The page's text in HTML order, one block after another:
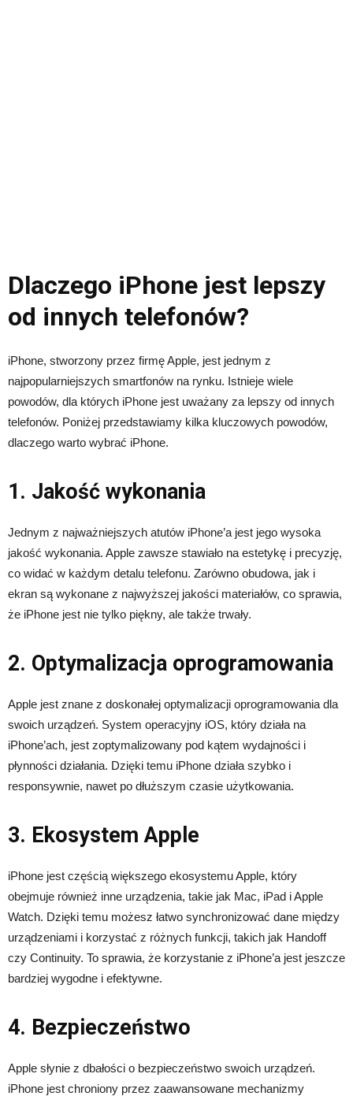
Dlaczego iPhone jest lepszy
od innych telefonów?
iPhone, stworzony przez firmę Apple, jest jednym z
najpopularniejszych smartfonów na rynku. Istnieje wiele
powodów, dla których iPhone jest uważany za lepszy od innych
telefonów. Poniżej przedstawiamy kilka kluczowych powodów,
dlaczego warto wybrać iPhone.
1. Jakość wykonania
Jednym z najważniejszych atutów iPhone’a jest jego wysoka
jakość wykonania. Apple zawsze stawiało na estetykę i precyzję,
co widać w każdym detalu telefonu. Zarówno obudowa, jak i
ekran są wykonane z najwyższej jakości materiałów, co sprawia,
że iPhone jest nie tylko piękny, ale także trwały.
2. Optymalizacja oprogramowania
Apple jest znane z doskonałej optymalizacji oprogramowania dla
swoich urządzeń. System operacyjny iOS, który działa na
iPhone’ach, jest zoptymalizowany pod kątem wydajności i
płynności działania. Dzięki temu iPhone działa szybko i
responsywnie, nawet po dłuższym czasie użytkowania.
3. Ekosystem Apple
iPhone jest częścią większego ekosystemu Apple, który
obejmuje również inne urządzenia, takie jak Mac, iPad i Apple
Watch. Dzięki temu możesz łatwo synchronizować dane między
urządzeniami i korzystać z różnych funkcji, takich jak Handoff
czy Continuity. To sprawia, że korzystanie z iPhone’a jest jeszcze
bardziej wygodne i efektywne.
4. Bezpieczeństwo
Apple słynie z dbałości o bezpieczeństwo swoich urządzeń.
iPhone jest chroniony przez zaawansowane mechanizmy